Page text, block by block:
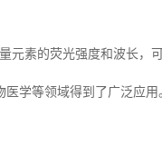
素的荧光强度和波长，
学等领域得到了广泛应用